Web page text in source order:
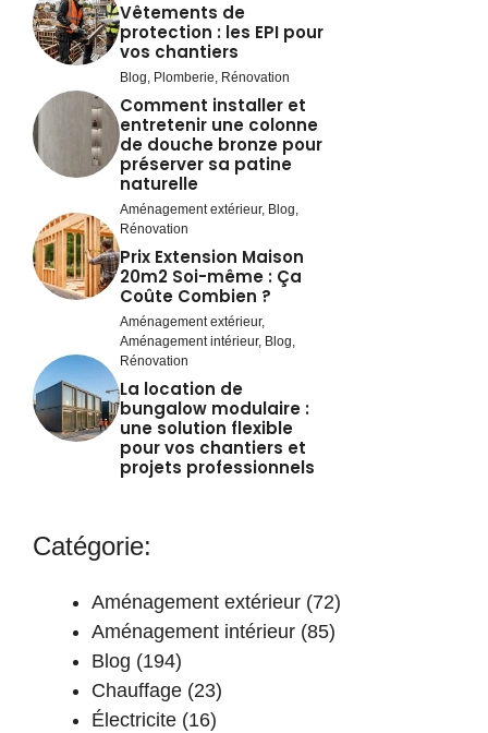
Vêtements de
protection : les EPI pour
vos chantiers
Blog, Plomberie, Rénovation
Comment installer et
entretenir une colonne
de douche bronze pour
préserver sa patine
naturelle
Aménagement extérieur, Blog,
Rénovation
Prix Extension Maison
20m2 Soi-même : Ça
Coûte Combien ?
Aménagement extérieur,
Aménagement intérieur, Blog,
Rénovation
La location de
bungalow modulaire :
une solution flexible
pour vos chantiers et
projets professionnels
Catégorie:
Aménagement extérieur (72)
Aménagement intérieur (85)
Blog (194)
Chauffage (23)
Électricite (16)